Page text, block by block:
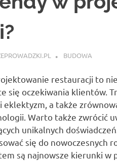
BUDOWA
restauracji to
się oczekiwania klientów.
eklektyzm, a także
Warto także zwrócić
unikalnych
się do nowoczesnych
są najnowsze kierunki